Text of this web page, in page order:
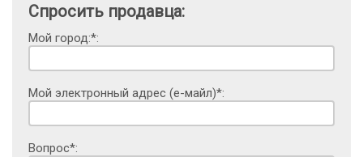
Спросить продавца:
Мой город:*:
Мой электронный адрес (е-майл)*:
Вопрос*: